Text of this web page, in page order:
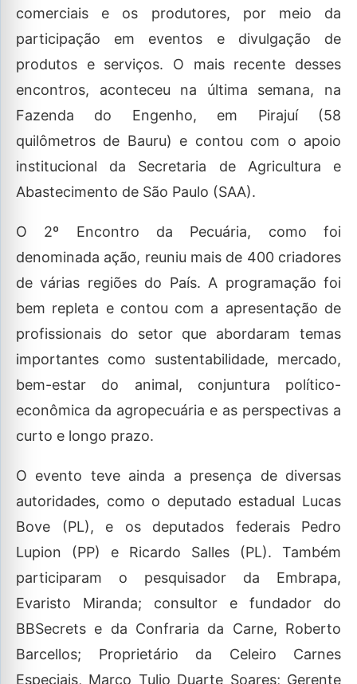
comerciais e os produtores, por meio da
participação em eventos e divulgação de
produtos e serviços. O mais recente desses
encontros, aconteceu na última semana, na
Fazenda do Engenho, em Pirajuí (58
quilômetros de Bauru) e contou com o apoio
institucional da Secretaria de Agricultura e
Abastecimento de São Paulo (SAA).
O 2º Encontro da Pecuária, como foi
denominada ação, reuniu mais de 400 criadores
de várias regiões do País. A programação foi
bem repleta e contou com a apresentação de
profissionais do setor que abordaram temas
importantes como sustentabilidade, mercado,
bem-estar do animal, conjuntura político-
econômica da agropecuária e as perspectivas a
curto e longo prazo.
O evento teve ainda a presença de diversas
autoridades, como o deputado estadual Lucas
Bove (PL), e os deputados federais Pedro
Lupion (PP) e Ricardo Salles (PL). Também
participaram o pesquisador da Embrapa,
Evaristo Miranda; consultor e fundador do
BBSecrets e da Confraria da Carne, Roberto
Barcellos; Proprietário da Celeiro Carnes
Especiais, Marco Tulio Duarte Soares; Gerente